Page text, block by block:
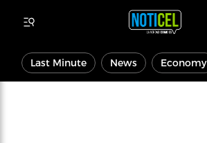
Last Minute News Economy